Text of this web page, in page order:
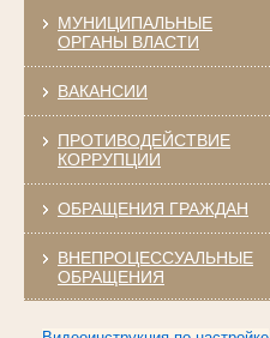
МУНИЦИПАЛЬНЫЕ
ОРГАНЫ ВЛАСТИ
ВАКАНСИИ
ПРОТИВОДЕЙСТВИЕ
КОРРУПЦИИ
ОБРАЩЕНИЯ ГРАЖДАН
ВНЕПРОЦЕССУАЛЬНЫЕ
ОБРАЩЕНИЯ